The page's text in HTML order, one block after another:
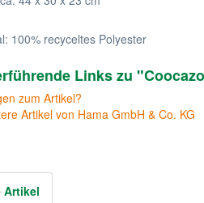
100% recyceltes Polyester
Links zu
zum Artikel?
Artikel von Hama GmbH & Co. KG
Artikel